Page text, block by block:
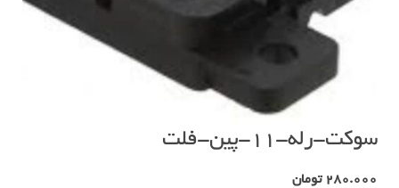
سوکت-رله-۱۱-پین-فلت
280.000 تومان